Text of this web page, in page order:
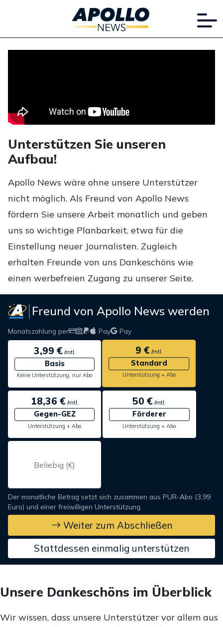
Unterstützen Sie unseren
Aufbau!
Apollo News wäre ohne unsere Unterstützer
nicht möglich. Als Freund von Apollo News
fördern Sie unsere Arbeit monatlich und geben
uns so wichtige Planbarkeit, etwa für die
Einstellung neuer Journalisten. Zugleich
erhalten Freunde von uns Dankeschöns wie
einen werbefreien Zugang zu unserer Seite.
Freund von Apollo News werden
Monatszahlung per Pay Pay
3,99 €/mtl.
Basis
Keine Unterstützung, nur Abo
9 €/mtl.
Standard
Unterstützung + Abo
18,36 €/mtl.
Gegen-GEZ
Unterstützung + Abo
50 € /mtl.
Förderer
Unterstützung + Abo
Der monatliche Betrag setzt sich zusammen aus PUR-Abo (3,99
Euro) und einer freiwilligen Unterstützung.
Weiter zum Abschließen
Stattdessen einmalig unterstützen
Unsere Dankeschöns im Überblick
Wir wissen, dass unsere Unterstützer vor allem aus